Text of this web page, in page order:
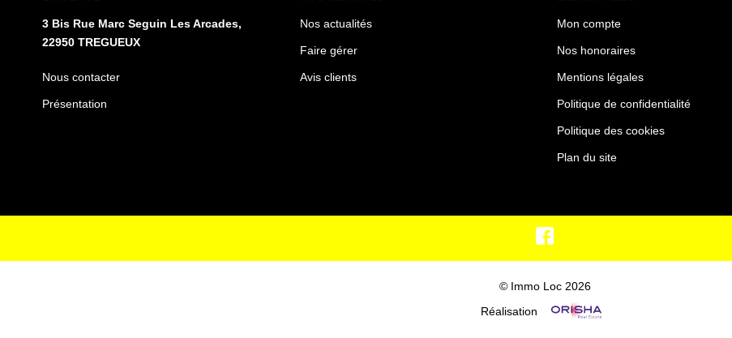
3 Bis Rue Marc Seguin Les Arcades,
22950 TREGUEUX
Nous contacter
Présentation
Nos actualités
Faire gérer
Avis clients
Mon compte
Nos honoraires
Mentions légales
Politique de confidentialité
Politique des cookies
Plan du site
© Immo Loc 2026
Réalisation